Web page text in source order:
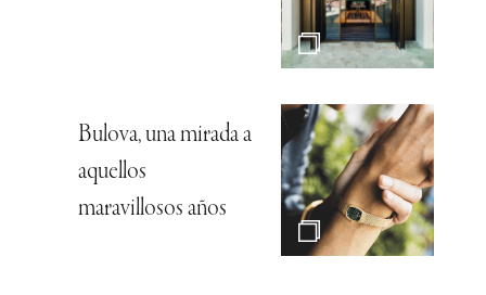
Bulova, una mirada a
aquellos
maravillosos años